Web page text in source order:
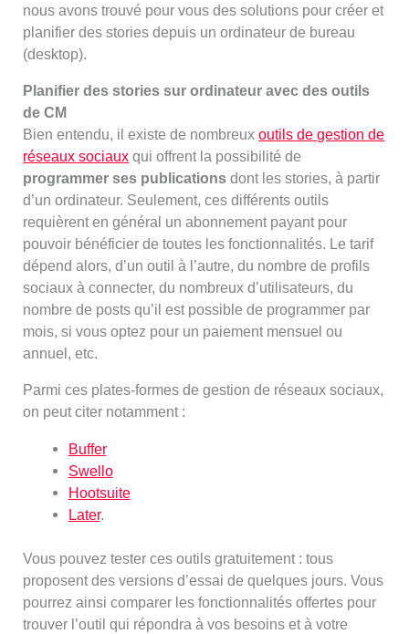
nous avons trouvé pour vous des solutions pour créer et
planifier des stories depuis un ordinateur de bureau
(desktop).
Planifier des stories sur ordinateur avec des outils
de CM
Bien entendu, il existe de nombreuxoutils de gestion de
réseaux sociaux qui offrent la possibilité de
programmer ses publications dont les stories, à partir
d’un ordinateur. Seulement, ces différents outils
requièrent en général un abonnement payant pour
pouvoir bénéficier de toutes les fonctionnalités. Le tarif
dépend alors, d’un outil à l’autre, du nombre de profils
sociaux à connecter, du nombreux d’utilisateurs, du
nombre de posts qu’il est possible de programmer par
mois, si vous optez pour un paiement mensuel ou
annuel, etc.
Parmi ces plates-formes de gestion de réseaux sociaux,
on peut citer notamment :
Buffer
Swello
Hootsuite
Later.
Vous pouvez tester ces outils gratuitement : tous
proposent des versions d’essai de quelques jours. Vous
pourrez ainsi comparer les fonctionnalités offertes pour
trouver l’outil qui répondra à vos besoins et à votre